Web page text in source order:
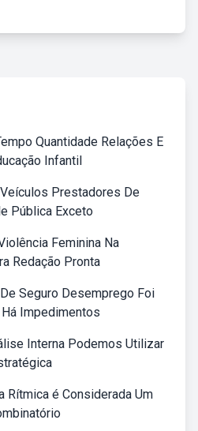
Quantidade Relações E
Infantil
Prestadores De
Pública Exceto
Feminina Na
Redação Pronta
Seguro Desemprego Foi
Impedimentos
Interna Podemos Utilizar
Rítmica é Considerada Um